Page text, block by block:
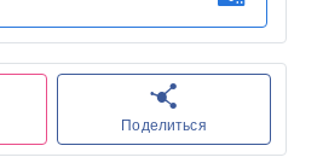
Поделиться